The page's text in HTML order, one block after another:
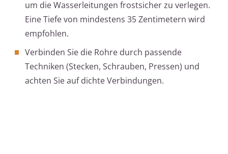
um die Wasserleitungen frostsicher zu verlegen.
Eine Tiefe von mindestens 35 Zentimetern wird
empfohlen.
Verbinden Sie die Rohre durch passende
Techniken (Stecken, Schrauben, Pressen) und
achten Sie auf dichte Verbindungen.